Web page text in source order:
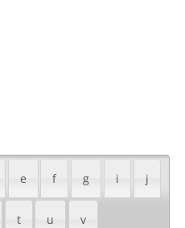
e f g i j
t u v